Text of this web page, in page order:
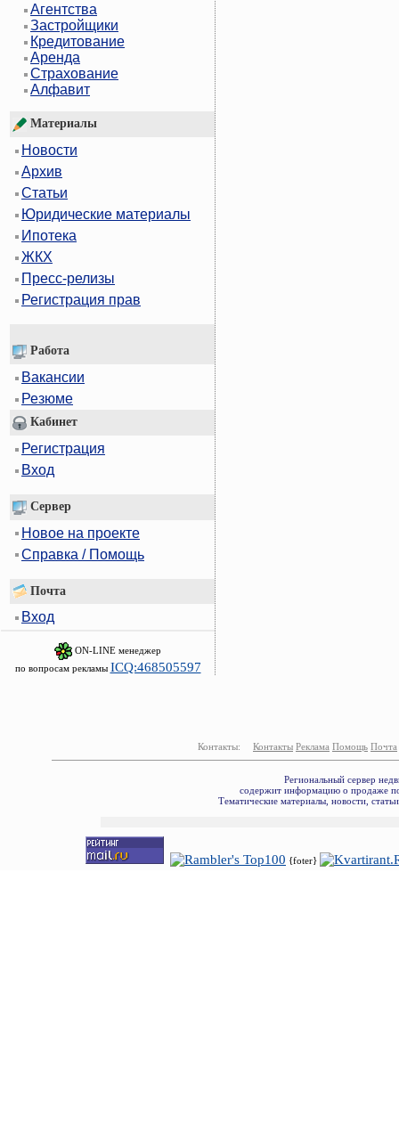
Агентства
Застройщики
Кредитование
Аренда
Страхование
Алфавит
Материалы
Новости
Архив
Статьи
Юридические материалы
Ипотека
ЖКХ
Пресс-релизы
Регистрация прав
Работа
Вакансии
Резюме
Кабинет
Регистрация
Вход
Сервер
Новое на проекте
Справка / Помощь
Почта
Вход
ON-LINE менеджер
по вопросам рекламы ICQ:468505597
Контакты: Контакты Реклама Помощь Почта
Региональный сервер
содержит информацию о продаже
Тематические материалы, новости,
{foter}